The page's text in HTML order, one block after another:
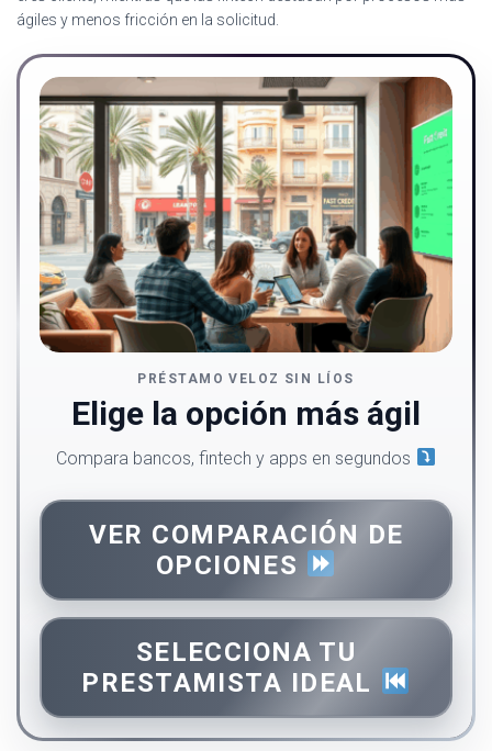
ágiles y menos fricción en la solicitud.
PRÉSTAMO VELOZ SIN LÍOS
Elige la opción más ágil
Compara bancos, fintech y apps en segundos
VER COMPARACIÓN DE
OPCIONES
SELECCIONA TU
PRESTAMISTA IDEAL